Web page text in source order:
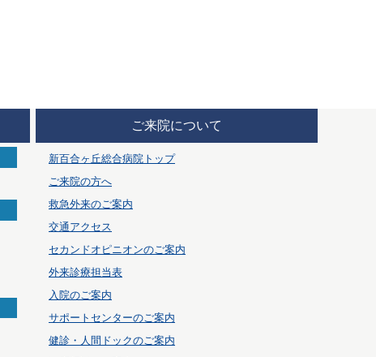
ご来院について
新百合ヶ丘総合病院トップ
ご来院の方へ
救急外来のご案内
交通アクセス
セカンドオピニオンのご案内
外来診療担当表
入院のご案内
サポートセンターのご案内
健診・人間ドックのご案内